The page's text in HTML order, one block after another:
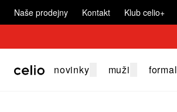
Naše prodejny Kontakt Klub celio+
novinky muži formal